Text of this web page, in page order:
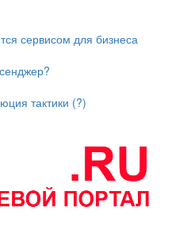
сервисом для бизнеса
тактики (?)